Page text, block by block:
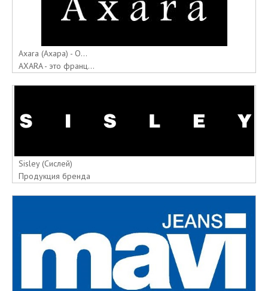
Axara (Ахара) - О...
AXARA - это франц...
Sisley (Сислей)
Продукция бренда